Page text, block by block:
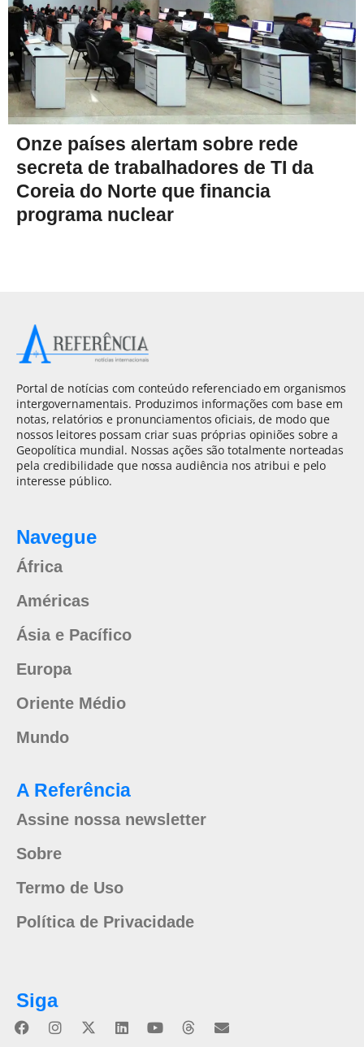
Onze países alertam sobre rede
secreta de trabalhadores de TI da
Coreia do Norte que financia
programa nuclear
Portal de notícias com conteúdo referenciado em organismos
intergovernamentais. Produzimos informações com base em
notas, relatórios e pronunciamentos oficiais, de modo que
nossos leitores possam criar suas próprias opiniões sobre a
Geopolítica mundial. Nossas ações são totalmente norteadas
pela credibilidade que nossa audiência nos atribui e pelo
interesse público.
Navegue
África
Américas
Ásia e Pacífico
Europa
Oriente Médio
Mundo
A Referência
Assine nossa newsletter
Sobre
Termo de Uso
Política de Privacidade
Siga